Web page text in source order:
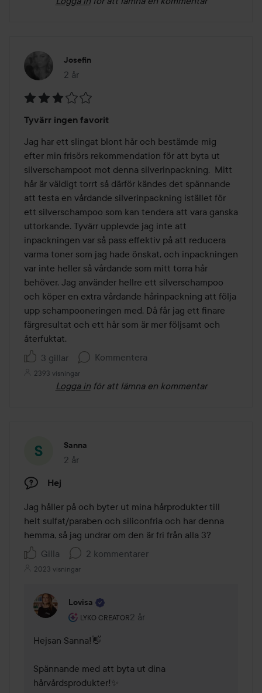
Josefin
2 år
Inlägget skapades 2 år
3
av
5
Tyvärr ingen favorit
Jag har ett slingat blont hår och bestämde mig
efter min frisörs rekommendation för att byta ut
silverschampoot mot denna silverinpackning.  Mitt
hår är väldigt torrt så därför kändes det spännande
att testa en vårdande silverinpackning istället för
ett silverschampoo som kan tendera att vara ganska
uttorkande. Tyvärr upplevde jag inte att
inpackningen var så pass effektiv på att reducera
varma toner som jag hade önskat, och inpackningen
var inte heller så vårdande som mitt torra hår
behöver. Jag använder hellre ett silverschampoo
och köper en extra vårdande hårinpackning att följa
upp schampooneringen med. Då får jag ett finare
färgresultat och ett hår som är mer följsamt och
återfuktat.
3 gillar
Kommentera
2393 visningar
Logga in för att lämna en kommentar
Sanna
2 år
Inlägget skapades 2 år
Hej
Jag håller på och byter ut mina hårprodukter till
helt sulfat/paraben och siliconfria och har denna
hemma, så jag undrar om den är fri från alla 3?
Gilla
2 kommentarer
2023 visningar
Lovisa
LYKO CREATOR
Användarens roll: Lyko Creator.
2 år
Kommentaren lades 2 år
Hejsan Sanna!👋
Spännande med att byta ut dina
hårvårdsprodukter!✨